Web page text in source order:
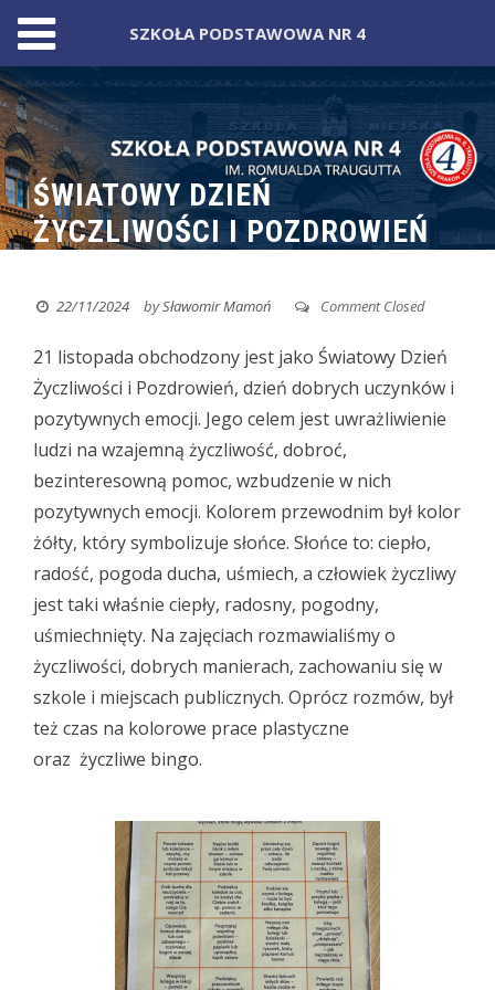
Skip
to
content
ŚWIATOWY DZIEŃ
ŻYCZLIWOŚCI I POZDROWIEŃ
22/11/2024 bySławomir Mamoń Comment Closed
21 listopada obchodzony jest jako Światowy Dzień
Życzliwości i Pozdrowień, dzień dobrych uczynków i
pozytywnych emocji. Jego celem jest uwrażliwienie
ludzi na wzajemną życzliwość, dobroć,
bezinteresowną pomoc, wzbudzenie w nich
pozytywnych emocji. Kolorem przewodnim był kolor
żółty, który symbolizuje słońce. Słońce to: ciepło,
radość, pogoda ducha, uśmiech, a człowiek życzliwy
jest taki właśnie ciepły, radosny, pogodny,
uśmiechnięty. Na zajęciach rozmawialiśmy o
życzliwości, dobrych manierach, zachowaniu się w
szkole i miejscach publicznych. Oprócz rozmów, był
też czas na kolorowe prace plastyczne
oraz życzliwe bingo.
SZKOŁA PODSTAWOWA NR 4